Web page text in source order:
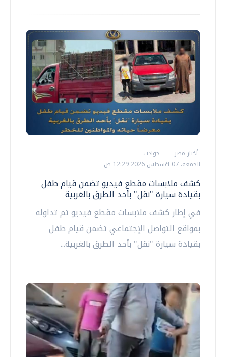
أخبار مصر
حوادث
الجمعة، 07 اغسطس 2026 12:29 ص
كشف ملابسات مقطع فيديو تضمن قيام طفل
بقيادة سيارة "نقل" بأحد الطرق بالغربية
في إطار كشف ملابسات مقطع فيديو تم تداوله
بمواقع التواصل الإجتماعي تضمن قيام طفل
بقيادة سيارة "نقل" بأحد الطرق بالغربية...